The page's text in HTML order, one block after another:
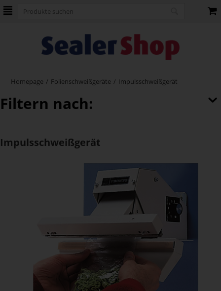
Homepage / Folienschweißgeräte / Impulsschweißgerät
Filtern nach:
Impulsschweißgerät